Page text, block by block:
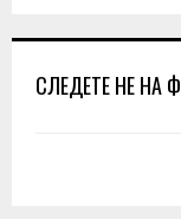
СЛЕДЕТЕ НЕ НА